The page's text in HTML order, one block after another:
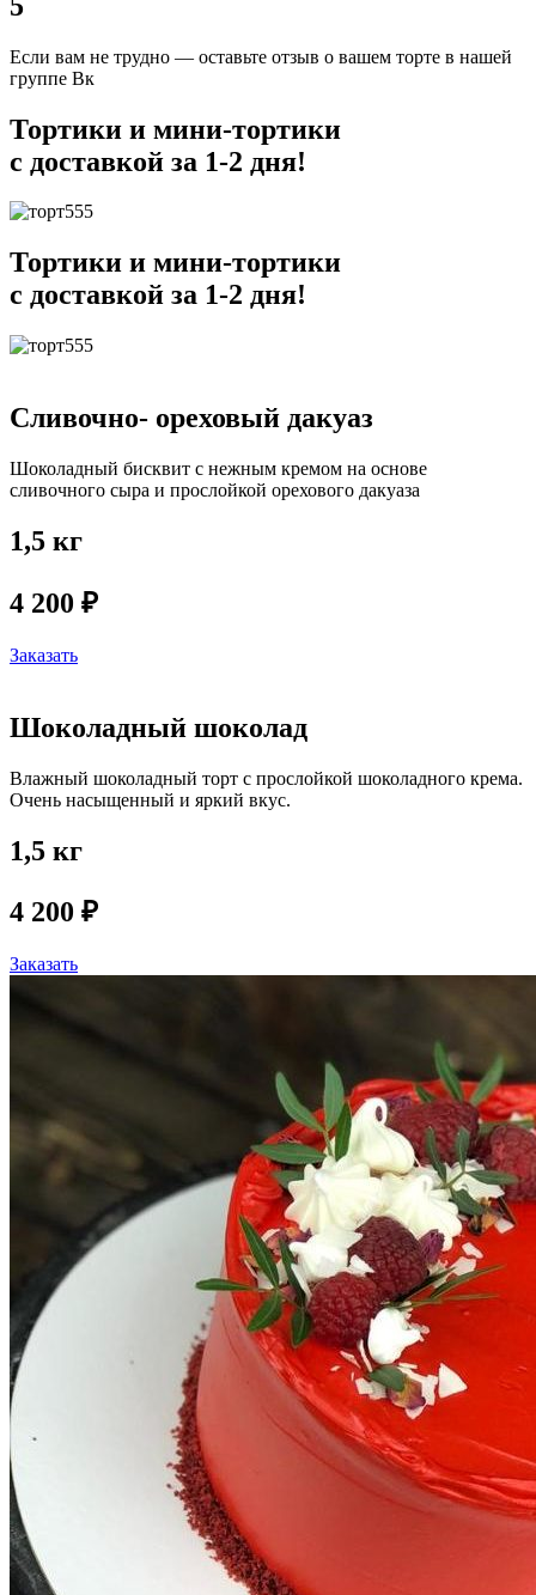
Если вам не трудно — оставьте отзыв о вашем торте в нашей
группе Вк
Тортики и мини-тортики
с доставкой за 1-2 дня!
Тортики и мини-тортики
с доставкой за 1-2 дня!
Сливочно- ореховый дакуаз
Шоколадный бисквит с нежным кремом на основе
сливочного сыра и прослойкой орехового дакуаза
1,5 кг
4 200 ₽
Заказать
Шоколадный шоколад
Влажный шоколадный торт с прослойкой шоколадного крема.
Очень насыщенный и яркий вкус.
1,5 кг
4 200 ₽
Заказать